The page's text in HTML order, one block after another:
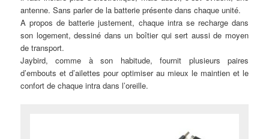
antenne. Sans parler de la batterie présente dans chaque unité.
A propos de batterie justement, chaque intra se recharge dans
son logement, dessiné dans un boîtier qui sert aussi de moyen
de transport.
Jaybird, comme à son habitude, fournit plusieurs paires
d’embouts et d’ailettes pour optimiser au mieux le maintien et le
confort de chaque intra dans l’oreille.